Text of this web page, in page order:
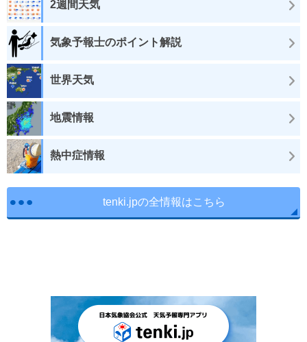
2週間天気
気象予報士のポイント解説
世界天気
地震情報
熱中症情報
tenki.jpの全情報はこちら